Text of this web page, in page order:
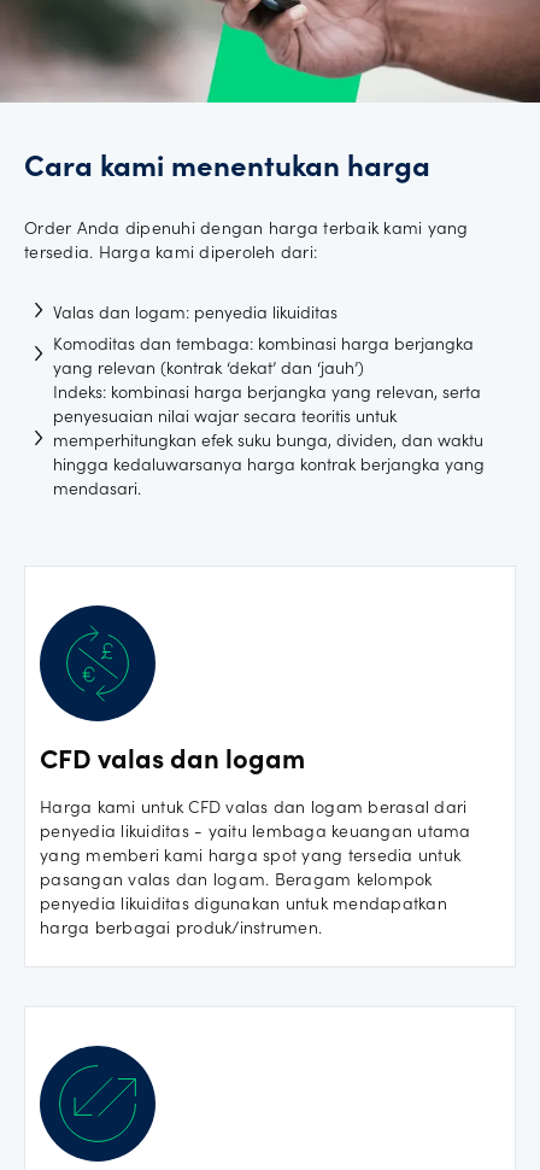
Cara kami menentukan harga
Order Anda dipenuhi dengan harga terbaik kami yang
tersedia. Harga kami diperoleh dari:
Valas dan logam: penyedia likuiditas
Komoditas dan tembaga: kombinasi harga berjangka
yang relevan (kontrak ‘dekat’ dan ‘jauh’)
Indeks: kombinasi harga berjangka yang relevan, serta
penyesuaian nilai wajar secara teoritis untuk
memperhitungkan efek suku bunga, dividen, dan waktu
hingga kedaluwarsanya harga kontrak berjangka yang
mendasari.
CFD valas dan logam
Harga kami untuk CFD valas dan logam berasal dari
penyedia likuiditas - yaitu lembaga keuangan utama
yang memberi kami harga spot yang tersedia untuk
pasangan valas dan logam. Beragam kelompok
penyedia likuiditas digunakan untuk mendapatkan
harga berbagai produk/instrumen.